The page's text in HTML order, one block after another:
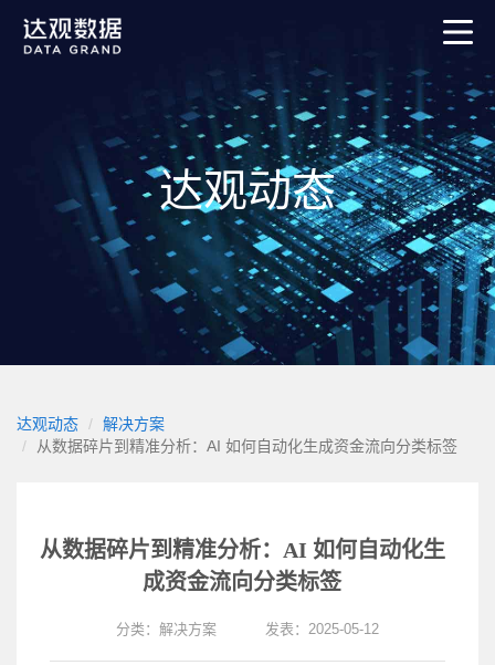
达观动态
达观动态
解决方案
从数据碎片到精准分析：AI 如何自动化生成资金流向分类标签
从数据碎片到精准分析：AI 如何自动化生
成资金流向分类标签
分类： 解决方案 发表：2025-05-12